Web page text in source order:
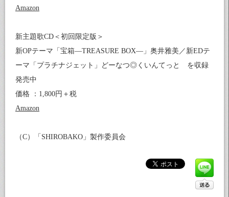
Amazon
新主題歌CD＜初回限定版＞
新OPテーマ「宝箱—TREASURE BOX—」奥井雅美／新EDテ
ーマ「プラチナジェット」どーなつ◎くいんてっと を収録
発売中
価格 ：1,800円＋税
Amazon
（C）「SHIROBAKO」製作委員会